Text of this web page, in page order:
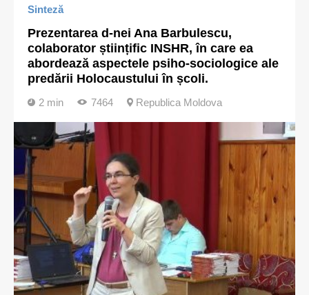
Sinteză
Prezentarea d-nei Ana Barbulescu,
colaborator științific INSHR, în care ea
abordează aspectele psiho-sociologice ale
predării Holocaustului în școli.
2 min 7464 Republica Moldova